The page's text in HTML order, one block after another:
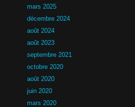
mars 2025
décembre 2024
août 2024
août 2023
septembre 2021
octobre 2020
août 2020
juin 2020
mars 2020